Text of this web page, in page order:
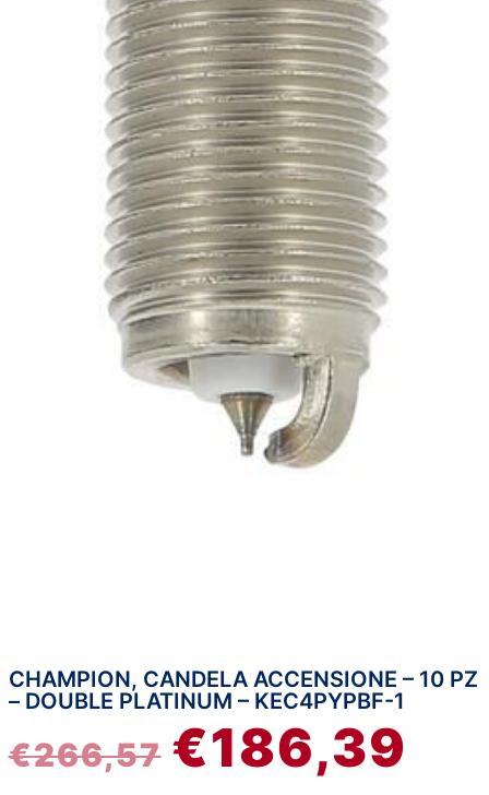
CHAMPION, CANDELA ACCENSIONE – 10 PZ
– DOUBLE PLATINUM – KEC4PYPBF-1
€266,57
IL
PREZZO
€186,39
IL
Champion,
candela
-